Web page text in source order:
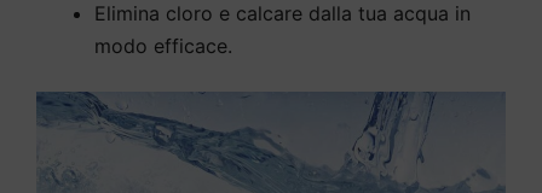
Elimina cloro e calcare dalla tua acqua in
modo efficace.